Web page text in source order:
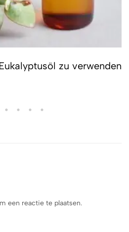
zu verwenden
een reactie te plaatsen.